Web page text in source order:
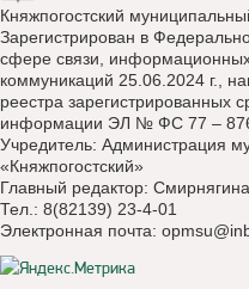
Княжпогостский
Зарегистрирован в
сфере связи,
коммуникаций 25.06.2024 г.,
реестра зарегистрированных
информации ЭЛ № ФС 77 –
Учредитель: Администрация
«Княжпогостский»
Главный редактор:
Тел.: 8(82139) 23-4-01
Электронная почта: